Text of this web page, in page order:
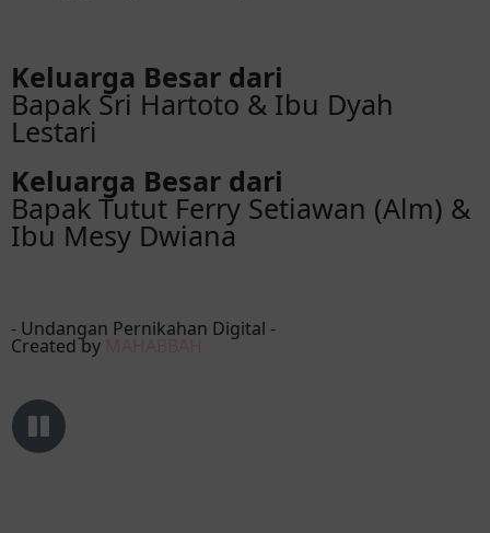
langgeng sampai anak cucu
Erna batik
langgeng sampai anak cucu
Keluarga Besar dari
Bapak Sri Hartoto & Ibu Dyah
Lestari
Keluarga Besar dari
Bapak Tutut Ferry Setiawan (Alm) &
Ibu Mesy Dwiana
- Undangan Pernikahan Digital -
Created by